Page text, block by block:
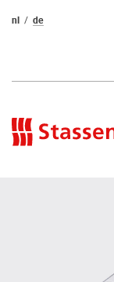
nl
de